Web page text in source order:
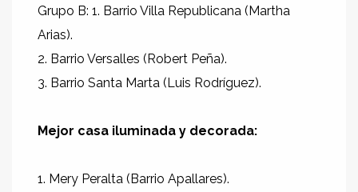
Grupo B: 1. Barrio Villa Republicana (Martha
Arias).
2. Barrio Versalles (Robert Peña).
3. Barrio Santa Marta (Luis Rodríguez).
Mejor casa iluminada y decorada:
1. Mery Peralta (Barrio Apallares).